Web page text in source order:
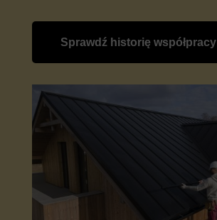
Sprawdź historię współpracy